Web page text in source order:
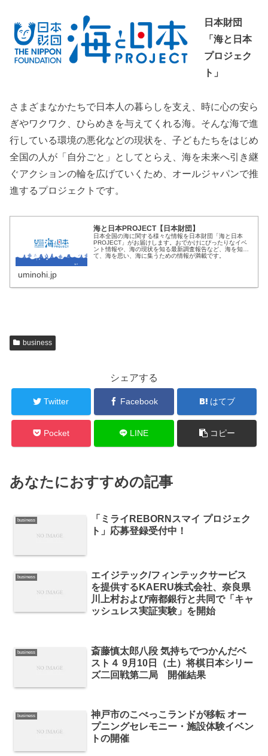
日本財団
「海と日本
プロジェク
ト」
さまざまなかたちで日本人の暮らしを支え、時に心の安ら
ぎやワクワク、ひらめきを与えてくれる海。そんな海で進
行している環境の悪化などの現状を、子どもたちをはじめ
全国の人が「自分ごと」としてとらえ、海を未来へ引き継
ぐアクションの輪を広げていくため、オールジャパンで推
進するプロジェクトです。
海と日本PROJECT【日本財団】
日本全国の海に関する様々な情報を日本財団「海と日本
PROJECT」がお届けします。おでかけにぴったりなイベ
ント情報や、海の現状を知る最新調査報告など、海を知っ
て、海を思い、海に集うための情報が満載です。
uminohi.jp
business
シェアする
Twitter Facebook はてブ
Pocket LINE コピー
あなたにおすすめの記事
business
「ミライREBORNスマイ プロジェク
ト」応募登録受付中！
business
エイジテック/フィンテックサービス
を提供するKAERU株式会社、奈良県
川上村および南都銀行と共同で「キャ
ッシュレス実証実験」を開始
business
斎藤慎太郎八段 気持ちでつかんだベ
スト４ 9月10日（土）将棋日本シリー
ズ二回戦第二局 開催結果
business
神戸市のこべっこランドが移転 オー
プニングセレモニー・施設体験イベン
トの開催